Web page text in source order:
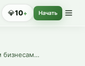
💎10+ Начать
Трипеса: Помощь малым бизнесам в цифровом мире